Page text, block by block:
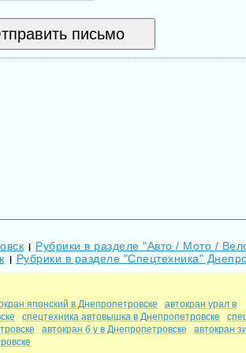
| Рубрики в разделе "Авто / Мото /
| Рубрики в разделе "Спецтехника"
японский в Днепропетровске
автокран урал в
спецтехника автовышка в Днепропетровске
автокран б у в Днепропетровске
автокран